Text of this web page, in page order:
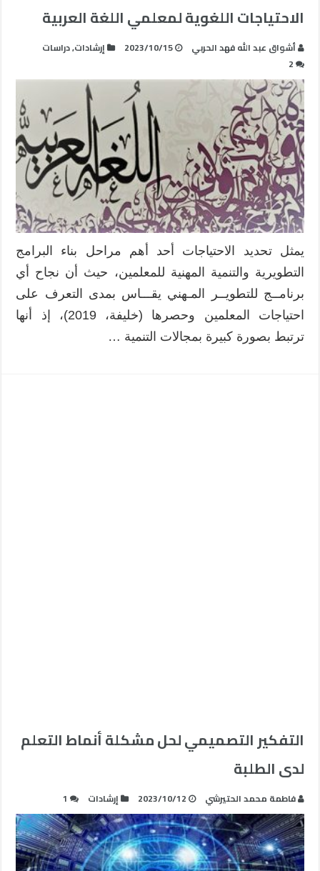
الاحتياجات اللغوية لمعلمي اللغة العربية
أشواق عبد الله فهد الحربي 2023/10/15 إرشادات,دراسات
2
يمثل تحديد الاحتياجات أحد أهم مراحل بناء البرامج
التطويرية والتنمية المهنية للمعلمين، حيث أن نجاح أي
برنامــج للتطويــر المـهني يقـــاس بمدى التعرف على
احتياجات المعلمين وحصرها (خليفة، 2019)، إذ أنها
ترتبط بصورة كبيرة بمجالات التنمية …
التفكير التصميمي لحل مشكلة أنماط التعلم
لدى الطلبة
فاطمة محمد الحتيرشي 2023/10/12 إرشادات 1